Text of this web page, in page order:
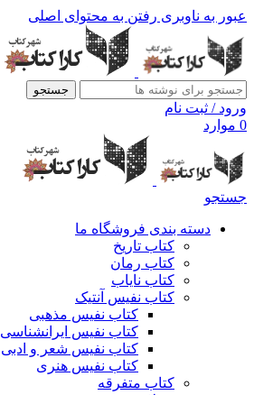
عبور به ناوبری رفتن به محتوای اصلی
جستجو
ورود / ثبت نام
0 موارد
جستجو
دسته بندی فروشگاه ما
کتاب تاریخ
کتاب رمان
کتاب نایاب
کتاب نفیس آنتیک
کتاب نفیس مذهبی
کتاب نفیس ایرانشناسی
کتاب نفیس شعر و ادبی
کتاب نفیس هنری
کتاب متفرقه